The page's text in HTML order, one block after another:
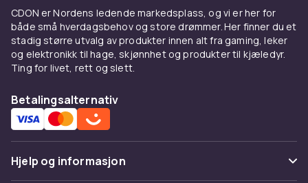
kundeanmeldelser for å finne beste leketøy. Vi
har et stort sortiment til alle budsjetter.
Hos CDON finner du dyr & dinosaurier fra LEGO,
Barbie og Schleich til konkurransedyktige
Sammenlign produkter og les
kundeanmeldelser for å finne beste leketøy. Vi
har et stort sortiment til alle budsjetter.
Hos CDON finner du dyr & dinosaurier fra LEGO,
CDON er Nordens ledende markedsplass, og vi er her for
både små hverdagsbehov og store drømmer. Her finner du et
stadig større utvalg av produkter innen alt fra gaming, leker
og elektronikk til hage, skjønnhet og produkter til kjæledyr.
Ting for livet, rett og slett.
Betalingsalternativ
Hjelp og informasjon